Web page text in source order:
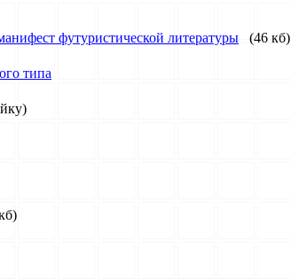
футуристической литературы (46 кб)
типа